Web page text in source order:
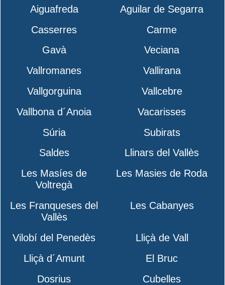
Aiguafreda
Aguilar de Segarra
Casserres
Carme
Gavà
Veciana
Vallromanes
Vallirana
Vallgorguina
Vallcebre
Vallbona d´Anoia
Vacarisses
Súria
Subirats
Saldes
Llinars del Vallès
Les Masíes de
Voltregà
Les Masies de Roda
Les Franqueses del
Vallès
Les Cabanyes
Vilobí del Penedès
Lliçà de Vall
Lliçà d´Amunt
El Bruc
Dosrius
Cubelles